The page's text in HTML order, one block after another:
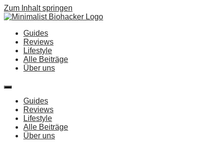
Zum Inhalt springen
Guides
Reviews
Lifestyle
Alle Beiträge
Über uns
Guides
Reviews
Lifestyle
Alle Beiträge
Über uns